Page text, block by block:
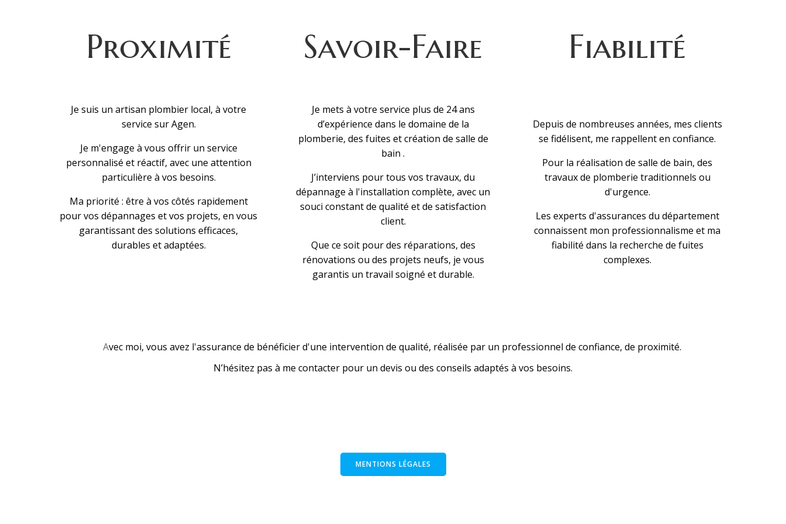
Proximité Savoir-Faire Fiabilité
Je suis un artisan plombier local, à votre
service sur Agen.
Je m'engage à vous offrir un service
personnalisé et réactif, avec une attention
particulière à vos besoins.
Ma priorité : être à vos côtés rapidement
pour vos dépannages et vos projets, en vous
garantissant des solutions efficaces,
durables et adaptées.
Je mets à votre service plus de 24 ans
d’expérience dans le domaine de la
plomberie, des fuites et création de salle de
bain .
J’interviens pour tous vos travaux, du
dépannage à l'installation complète, avec un
souci constant de qualité et de satisfaction
client.
Que ce soit pour des réparations, des
rénovations ou des projets neufs, je vous
garantis un travail soigné et durable.
Depuis de nombreuses années, mes clients
se fidélisent, me rappellent en confiance.
Pour la réalisation de salle de bain, des
travaux de plomberie traditionnels ou
d'urgence.
Les experts d'assurances du département
connaissent mon professionnalisme et ma
fiabilité dans la recherche de fuites
complexes.
Avec moi, vous avez l'assurance de bénéficier d'une intervention de qualité, réalisée par un professionnel de confiance, de proximité.
N’hésitez pas à me contacter pour un devis ou des conseils adaptés à vos besoins.
MENTIONS LÉGALES